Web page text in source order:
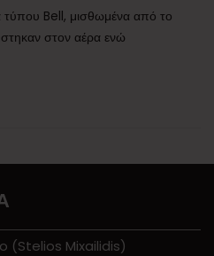
τύπου Bell, μισθωμένα από το
στον αέρα ενώ
(Stelios Mixailidis)